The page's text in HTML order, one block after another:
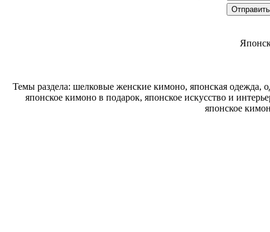
Темы раздела: шелковые женские кимоно, японская одежда,
японское кимоно в подарок, японское искусство и
японское